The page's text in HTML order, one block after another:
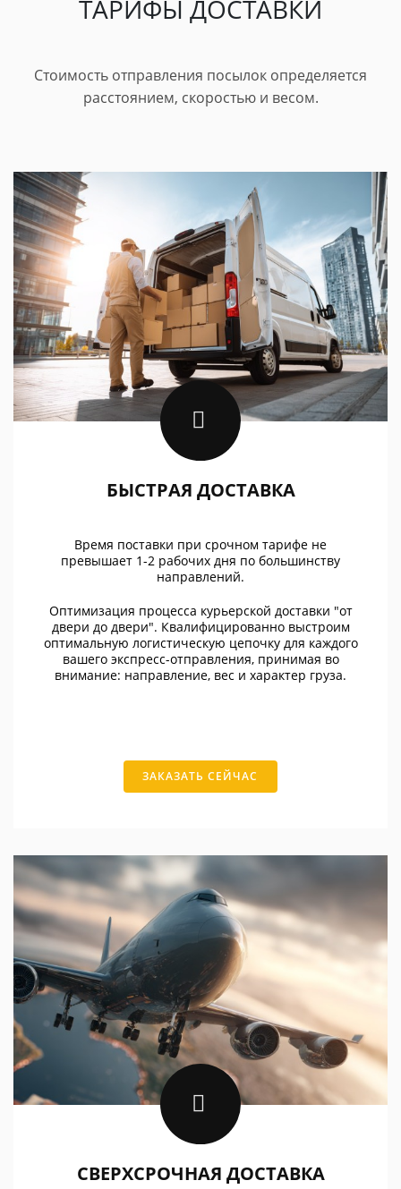
ТАРИФЫ ДОСТАВКИ
Стоимость отправления посылок определяется
расстоянием, скоростью и весом.
БЫСТРАЯ ДОСТАВКА
Время поставки при срочном тарифе не
превышает 1-2 рабочих дня по большинству
направлений.
Оптимизация процесса курьерской доставки "от
двери до двери". Квалифицированно выстроим
оптимальную логистическую цепочку для каждого
вашего экспресс-отправления, принимая во
внимание: направление, вес и характер груза.
ЗАКАЗАТЬ СЕЙЧАС
СВЕРХСРОЧНАЯ ДОСТАВКА